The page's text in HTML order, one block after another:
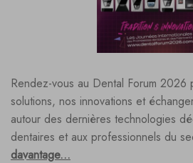
Rendez-vous au Dental Forum 2026
solutions, nos innovations et
autour des dernières technologies
dentaires et aux professionnels du
davantage...